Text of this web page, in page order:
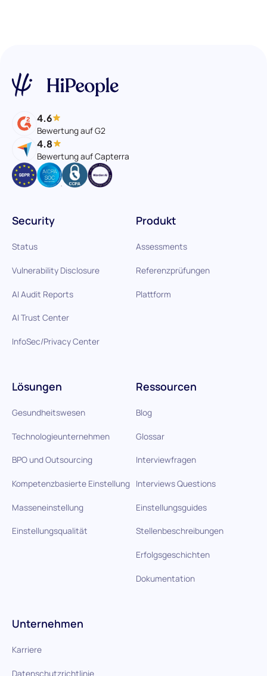
4.6
Bewertung auf G2
4.8
Bewertung auf Capterra
Produkt
Assessments
Referenzprüfungen
Plattform
Lösungen
Gesundheitswesen
Technologieunternehmen
BPO und Outsourcing
Kompetenzbasierte Einstellung
Masseneinstellung
Einstellungsqualität
Ressourcen
Blog
Glossar
Interviewfragen
Interviews Questions
Einstellungsguides
Stellenbeschreibungen
Erfolgsgeschichten
Dokumentation
Security
Status
Vulnerability Disclosure
AI Audit Reports
AI Trust Center
InfoSec/Privacy Center
Unternehmen
Karriere
Datenschutzrichtlinie